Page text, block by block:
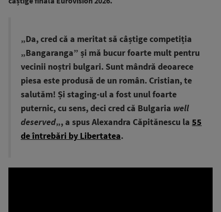
„Da, cred că a meritat să câștige competiția
„Bangaranga” și mă bucur foarte mult pentru
vecinii noștri bulgari. Sunt mândră deoarece
piesa este produsă de un român. Cristian, te
salutăm! Și staging-ul a fost unul foarte
puternic, cu sens, deci cred că Bulgaria well
deserved„, a spus Alexandra Căpitănescu la 55
de întrebări by Libertatea.